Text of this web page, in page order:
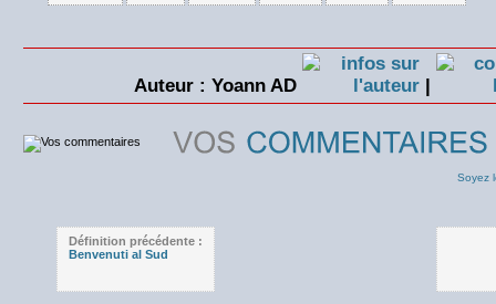
Auteur : Yoann AD
Soyez
Définition précédente :
Benvenuti al Sud